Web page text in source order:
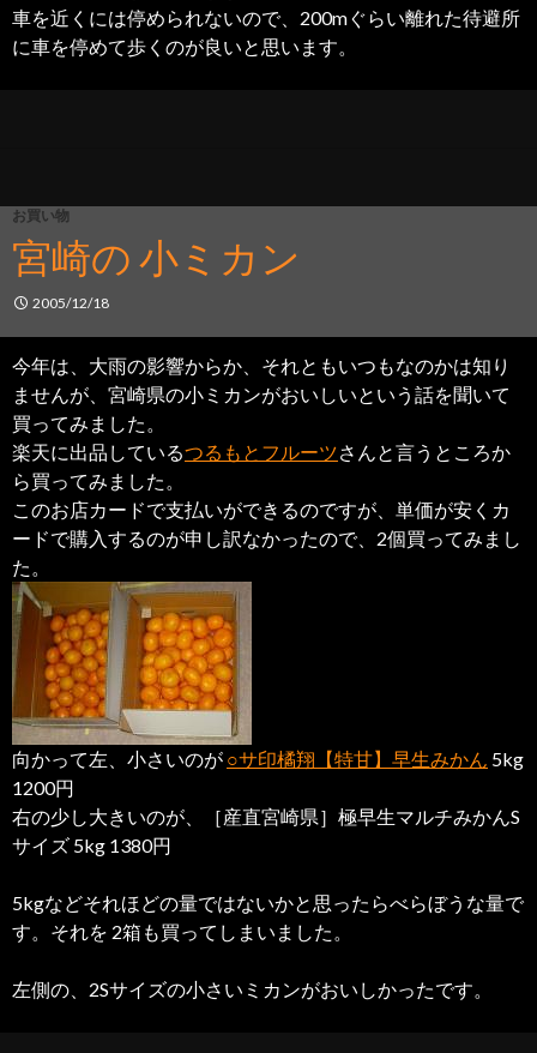
車を近くには停められないので、200mぐらい離れた待避所
に車を停めて歩くのが良いと思います。
お買い物
宮崎の 小ミカン
2005/12/18
今年は、大雨の影響からか、それともいつもなのかは知り
ませんが、宮崎県の小ミカンがおいしいという話を聞いて
買ってみました。
楽天に出品しているつるもとフルーツさんと言うところか
ら買ってみました。
このお店カードで支払いができるのですが、単価が安くカ
ードで購入するのが申し訳なかったので、2個買ってみまし
た。
向かって左、小さいのが ○サ印橘翔【特甘】早生みかん 5kg
1200円
右の少し大きいのが、［産直宮崎県］極早生マルチみかんS
サイズ 5kg 1380円
5kgなどそれほどの量ではないかと思ったらべらぼうな量で
す。それを 2箱も買ってしまいました。
左側の、2Sサイズの小さいミカンがおいしかったです。